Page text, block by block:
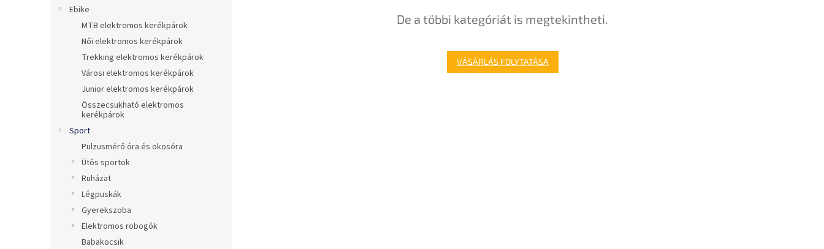
Ebike
MTB elektromos kerékpárok
Női elektromos kerékpárok
Trekking elektromos kerékpárok
Városi elektromos kerékpárok
Junior elektromos kerékpárok
Összecsukható elektromos
kerékpárok
Sport
Pulzusmérő óra és okosóra
Ütős sportok
Ruházat
Légpuskák
Gyerekszoba
Elektromos robogók
Babakocsik
De a többi kategóriát is megtekintheti.
VÁSÁRLÁS FOLYTATÁSA